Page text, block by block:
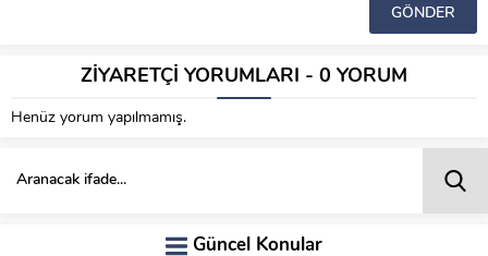
ZİYARETÇİ YORUMLARI - 0 YORUM
Henüz yorum yapılmamış.
Güncel Konular